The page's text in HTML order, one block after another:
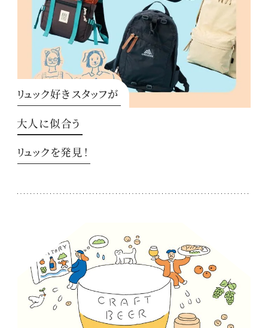
リュック好きスタッフが
大人に似合う
リュックを発見！